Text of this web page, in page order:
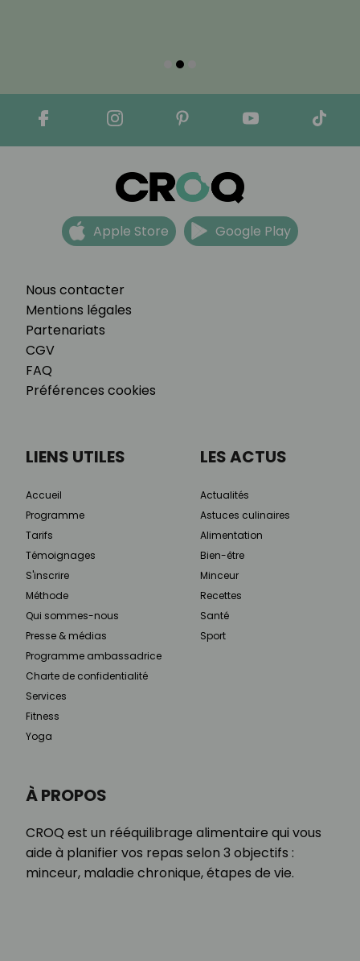
Nous contacter
Mentions légales
Partenariats
CGV
FAQ
Préférences cookies
Apple Store Google Play
À PROPOS
CROQ est un rééquilibrage alimentaire qui vous
aide à planifier vos repas selon 3 objectifs :
minceur, maladie chronique, étapes de vie.
LIENS UTILES
Accueil
Programme
Tarifs
Témoignages
S'inscrire
Méthode
Qui sommes-nous
Presse & médias
Programme ambassadrice
Charte de confidentialité
Services
Fitness
Yoga
LES ACTUS
Actualités
Astuces culinaires
Alimentation
Bien-être
Minceur
Recettes
Santé
Sport